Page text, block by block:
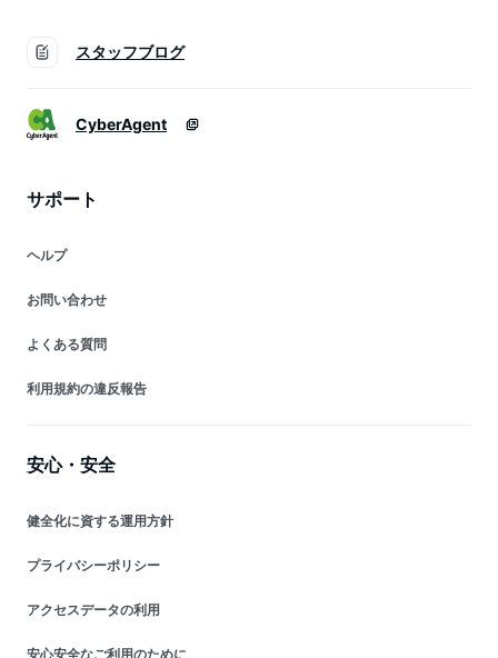
スタッフブログ
CyberAgent
サポート
ヘルプ
お問い合わせ
よくある質問
利用規約の違反報告
安心・安全
健全化に資する運用方針
プライバシーポリシー
アクセスデータの利用
安心安全なご利用のために